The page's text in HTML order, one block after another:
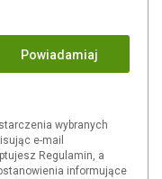
Powiadamiaj
wybranych
e-mail
Regulamin, a
informujące